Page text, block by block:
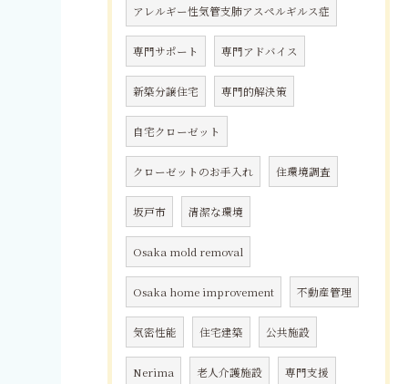
アレルギー性気管支肺アスペルギルス症
専門サポート 専門アドバイス
新築分譲住宅 専門的解決策
自宅クローゼット
クローゼットのお手入れ 住環境調査
坂戸市 清潔な環境
Osaka mold removal
Osaka home improvement 不動産管理
気密性能 住宅建築 公共施設
Nerima 老人介護施設 専門支援